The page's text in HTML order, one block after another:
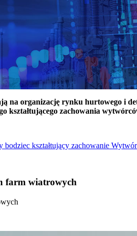
na organizację rynku hurtowego i
kształtującego zachowania
kształtujący zachowanie
farm wiatrowych